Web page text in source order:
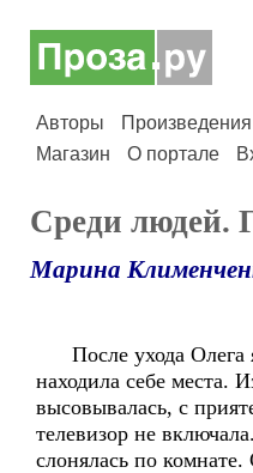
Авторы Произведения
Магазин
О портале
Среди людей.
Марина
После ухода Олега
находила себе места.
высовывалась, с
телевизор не
слонялась по